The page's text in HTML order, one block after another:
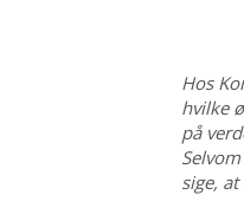
Hos
hvilke
på
sige,